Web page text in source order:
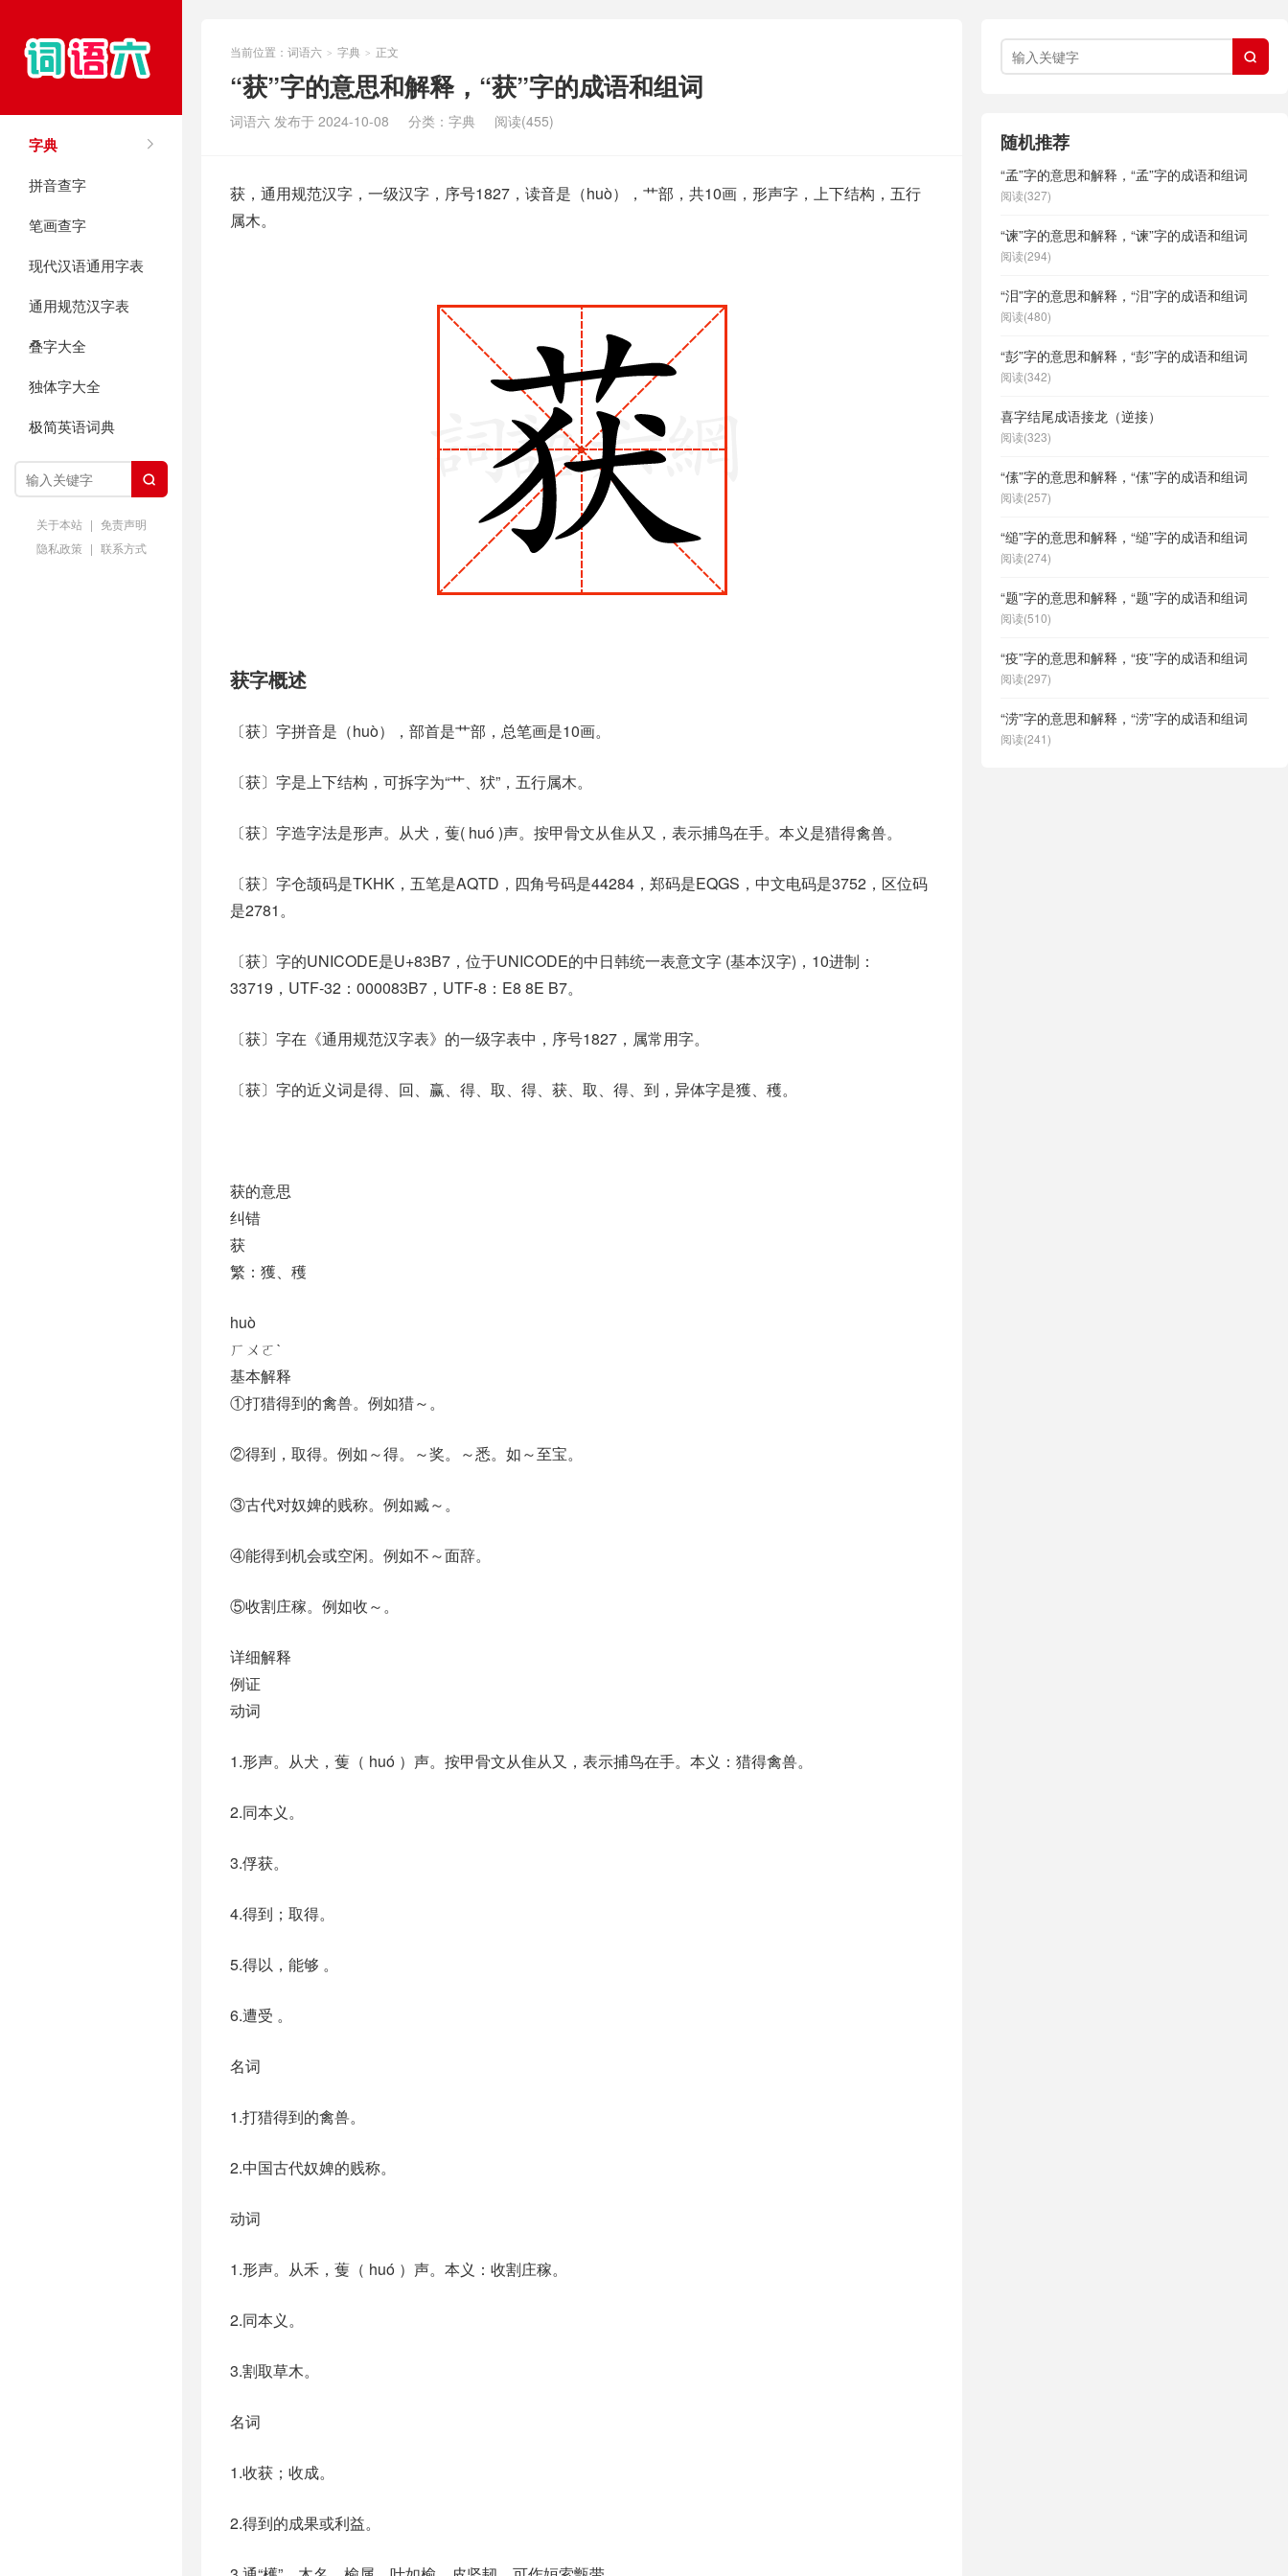
字典
拼音查字
笔画查字
现代汉语通用字表
通用规范汉字表
叠字大全
独体字大全
极简英语词典

关于本站 | 免责声明
隐私政策 | 联系方式
当前位置： 词语六 > 字典 > 正文
“获”字的意思和解释，“获”字的成语和组词
词语六 发布于 2024-10-08 分类： 字典 阅读(455)
获，通用规范汉字，一级汉字，序号1827，读音是（huò），艹部，共10画，形声字，上下结构，五行
属木。
获字概述
〔获〕字拼音是（huò），部首是艹部，总笔画是10画。
〔获〕字是上下结构，可拆字为“艹、犾”，五行属木。
〔获〕字造字法是形声。从犬，蒦( huó )声。按甲骨文从隹从又，表示捕鸟在手。本义是猎得禽兽。
〔获〕字仓颉码是TKHK，五笔是AQTD，四角号码是44284，郑码是EQGS，中文电码是3752，区位码
是2781。
〔获〕字的UNICODE是U+83B7，位于UNICODE的中日韩统一表意文字 (基本汉字)，10进制：
33719，UTF-32：000083B7，UTF-8：E8 8E B7。
〔获〕字在《通用规范汉字表》的一级字表中，序号1827，属常用字。
〔获〕字的近义词是得、回、赢、得、取、得、获、取、得、到，异体字是獲、穫。
获的意思
纠错
获
繁：獲、穫
huò
ㄏㄨㄛˋ
基本解释
①打猎得到的禽兽。例如猎～。
②得到，取得。例如～得。～奖。～悉。如～至宝。
③古代对奴婢的贱称。例如臧～。
④能得到机会或空闲。例如不～面辞。
⑤收割庄稼。例如收～。
详细解释
例证
动词
1.形声。从犬，蒦（ huó ）声。按甲骨文从隹从又，表示捕鸟在手。本义：猎得禽兽。
2.同本义。
3.俘获。
4.得到；取得。
5.得以，能够 。
6.遭受 。
名词
1.打猎得到的禽兽。
2.中国古代奴婢的贱称。
动词
1.形声。从禾，蒦（ huó ）声。本义：收割庄稼。
2.同本义。
3.割取草木。
名词
1.收获；收成。
2.得到的成果或利益。

随机推荐
“孟”字的意思和解释，“孟”字的成语和组词
阅读(327)
“谏”字的意思和解释，“谏”字的成语和组词
阅读(294)
“泪”字的意思和解释，“泪”字的成语和组词
阅读(480)
“彭”字的意思和解释，“彭”字的成语和组词
阅读(342)
喜字结尾成语接龙（逆接）
阅读(323)
“傃”字的意思和解释，“傃”字的成语和组词
阅读(257)
“缒”字的意思和解释，“缒”字的成语和组词
阅读(274)
“题”字的意思和解释，“题”字的成语和组词
阅读(510)
“疫”字的意思和解释，“疫”字的成语和组词
阅读(297)
“涝”字的意思和解释，“涝”字的成语和组词
阅读(241)